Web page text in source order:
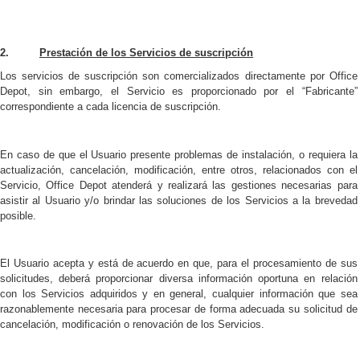
2. Prestación de los Servicios de suscripción
Los servicios de suscripción son comercializados directamente por Office
Depot, sin embargo, el Servicio es proporcionado por el “Fabricante”
correspondiente a cada licencia de suscripción.
En caso de que el Usuario presente problemas de instalación, o requiera la
actualización, cancelación, modificación, entre otros, relacionados con el
Servicio, Office Depot atenderá y realizará las gestiones necesarias para
asistir al Usuario y/o brindar las soluciones de los Servicios a la brevedad
posible.
El Usuario acepta y está de acuerdo en que, para el procesamiento de sus
solicitudes, deberá proporcionar diversa información oportuna en relación
con los Servicios adquiridos y en general, cualquier información que sea
razonablemente necesaria para procesar de forma adecuada su solicitud de
cancelación, modificación o renovación de los Servicios.